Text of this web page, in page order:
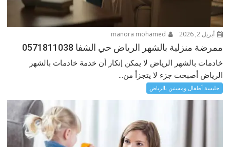
أبريل 2, 2026
ممرضة منزلية بالشهر الرياض حي الشفا 0571811038
خادمات بالشهر الرياض لا يمكن إنكار أن خدمة خادمات بالشهر
الرياض أصبحت جزء لا يتجزأ من...
جليسة أطفال ومسنين بالرياض